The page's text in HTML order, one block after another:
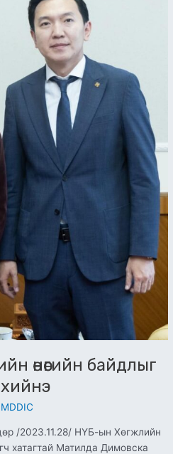
өнөөгийн байдлыг
MDDIC
/2023.11.28/ НҮБ-ын Хөгжлийн
хатагтай Матилда Димовска